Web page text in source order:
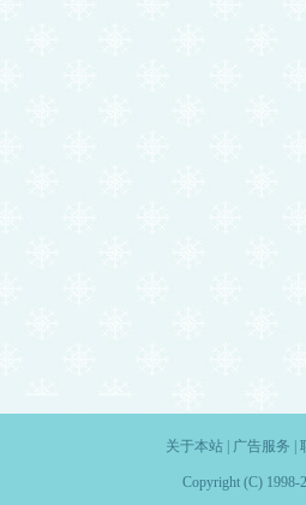
关于本站| 广告服务
Copyright (C) 1998-